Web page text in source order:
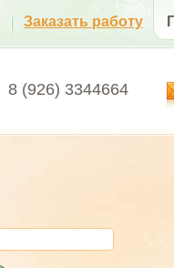
8 (926) 3344664
Заказать работу